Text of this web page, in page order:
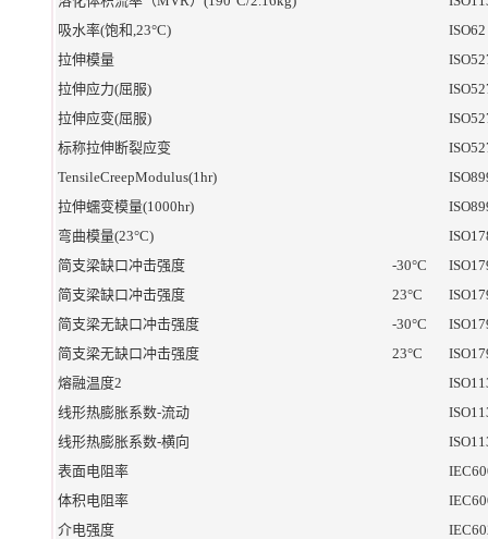
吸水率(饱和,23°C)
ISO62
拉伸模量
拉伸应力(屈服)
拉伸应变(屈服)
标称拉伸断裂应变
TensileCreepModulus(1hr)
拉伸蠕变模量(1000hr)
弯曲模量(23°C)
简支梁缺口冲击强度
-30°C
简支梁缺口冲击强度
23°C
简支梁无缺口冲击强度
-30°C
简支梁无缺口冲击强度
23°C
熔融温度2
线形热膨胀系数-流动
线形热膨胀系数-横向
表面电阻率
体积电阻率
介电强度